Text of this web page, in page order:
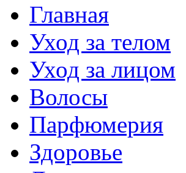
Главная
Уход за телом
Уход за лицом
Волосы
Парфюмерия
Здоровье